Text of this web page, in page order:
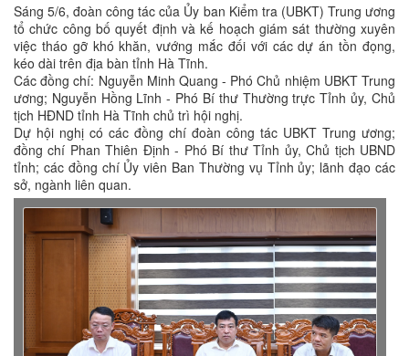
Sáng 5/6, đoàn công tác của Ủy ban Kiểm tra (UBKT) Trung ương
tổ chức công bố quyết định và kế hoạch giám sát thường xuyên
việc tháo gỡ khó khăn, vướng mắc đối với các dự án tồn đọng,
kéo dài trên địa bàn tỉnh Hà Tĩnh.
Các đồng chí: Nguyễn Minh Quang - Phó Chủ nhiệm UBKT Trung
ương; Nguyễn Hồng Lĩnh - Phó Bí thư Thường trực Tỉnh ủy, Chủ
tịch HĐND tỉnh Hà Tĩnh chủ trì hội nghị.
Dự hội nghị có các đồng chí đoàn công tác UBKT Trung ương;
đồng chí Phan Thiên Định - Phó Bí thư Tỉnh ủy, Chủ tịch UBND
tỉnh; các đồng chí Ủy viên Ban Thường vụ Tỉnh ủy; lãnh đạo các
sở, ngành liên quan.